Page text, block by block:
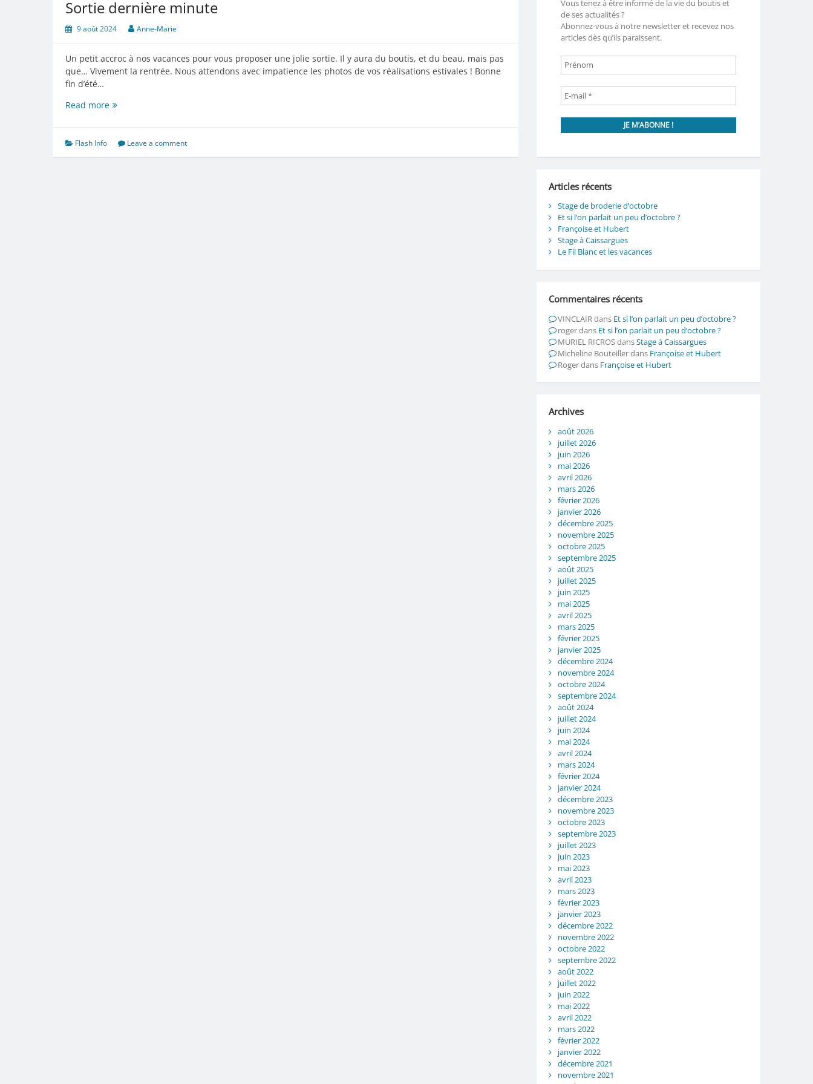
Sortie dernière minute
9 août 2024 Anne-Marie
Un petit accroc à nos vacances pour vous proposer une jolie sortie. Il y aura du boutis, et du beau, mais pas
que… Vivement la rentrée. Nous attendons avec impatience les photos de vos réalisations estivales ! Bonne
fin d’été…
Read moreSortie
Flash Info Leave a comment
Vous tenez à être informé de la vie du boutis et
de ses actualités ?
Abonnez-vous à notre newsletter et recevez nos
articles dès qu’ils paraissent.
Articles récents
Stage de broderie d’octobre
Et si l’on parlait un peu d’octobre ?
Françoise et Hubert
Stage à Caissargues
Le Fil Blanc et les vacances
Commentaires récents
VINCLAIR dans Et si l’on parlait un peu d’octobre ?
rogerdans Et si l’on parlait un peu d’octobre ?
MURIEL RICROSdansStage à Caissargues
Micheline Bouteillerdans Françoise et Hubert
Rogerdans Françoise et Hubert
Archives
août 2026
juillet 2026
juin 2026
mai 2026
avril 2026
mars 2026
février 2026
janvier 2026
décembre 2025
novembre 2025
octobre 2025
septembre 2025
août 2025
juillet 2025
juin 2025
mai 2025
avril 2025
mars 2025
février 2025
janvier 2025
décembre 2024
novembre 2024
octobre 2024
septembre 2024
août 2024
juillet 2024
juin 2024
mai 2024
avril 2024
mars 2024
février 2024
janvier 2024
décembre 2023
novembre 2023
octobre 2023
septembre 2023
juillet 2023
juin 2023
mai 2023
avril 2023
mars 2023
février 2023
janvier 2023
décembre 2022
novembre 2022
octobre 2022
septembre 2022
août 2022
juillet 2022
juin 2022
mai 2022
avril 2022
mars 2022
février 2022
janvier 2022
décembre 2021
novembre 2021